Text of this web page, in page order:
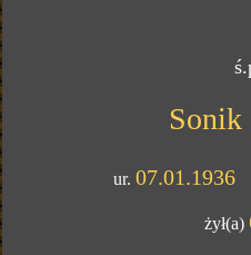
Sonik
ur.07.01.1936
żył(a)